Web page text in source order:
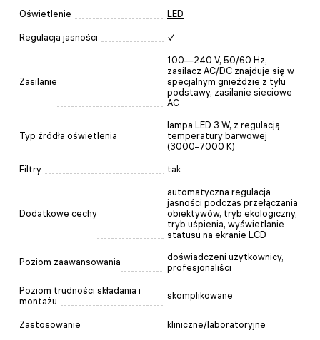
Oświetlenie LED
Regulacja jasności ✓
Zasilanie
100—240 V, 50/60 Hz,
zasilacz AC/DC znajduje się w
specjalnym gnieździe z tyłu
podstawy, zasilanie sieciowe
AC
Typ źródła oświetlenia
lampa LED 3 W, z regulacją
temperatury barwowej
(3000–7000 K)
Filtry tak
Dodatkowe cechy
automatyczna regulacja
jasności podczas przełączania
obiektywów, tryb ekologiczny,
tryb uśpienia, wyświetlanie
statusu na ekranie LCD
Poziom zaawansowania
doświadczeni użytkownicy,
profesjonaliści
Poziom trudności składania i
montażu
skomplikowane
Zastosowanie kliniczne/laboratoryjne